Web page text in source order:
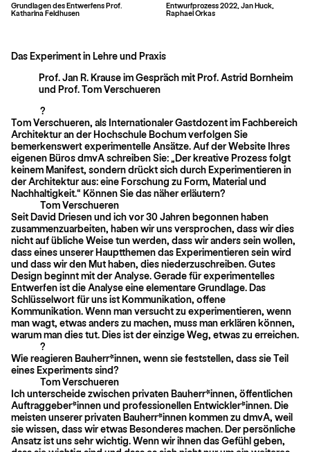
Grundlagen des Entwerfens Prof.
Katharina Feldhusen
Entwurfprozess 2022, Jan Huck,
Raphael Orkas
Das Experiment in Lehre und Praxis
Prof. Jan R. Krause im Gespräch mit Prof. Astrid Bornheim
und Prof. Tom Verschueren
?
Tom Verschueren, als Internationaler Gastdozent im Fachbereich
Architektur an der Hochschule Bochum verfolgen Sie
bemerkenswert experimentelle Ansätze. Auf der Website Ihres
eigenen Büros dmvA schreiben Sie: „Der kreative Prozess folgt
keinem Manifest, sondern drückt sich durch Experimentieren in
der Architektur aus: eine Forschung zu Form, Material und
Nachhaltigkeit.“ Können Sie das näher erläutern?
Tom Verschueren
Seit David Driesen und ich vor 30 Jahren begonnen haben
zusammenzuarbeiten, haben wir uns versprochen, dass wir dies
nicht auf übliche Weise tun werden, dass wir anders sein wollen,
dass eines unserer Hauptthemen das Experimentieren sein wird
und dass wir den Mut haben, dies niederzuschreiben. Gutes
Design beginnt mit der Analyse. Gerade für experimentelles
Entwerfen ist die Analyse eine elementare Grundlage. Das
Schlüsselwort für uns ist Kommunikation, offene
Kommunikation. Wenn man versucht zu experimentieren, wenn
man wagt, etwas anders zu machen, muss man erklären können,
warum man dies tut. Dies ist der einzige Weg, etwas zu erreichen.
?
Wie reagieren Bauherr*innen, wenn sie feststellen, dass sie Teil
eines Experiments sind?
Tom Verschueren
Ich unterscheide zwischen privaten Bauherr*innen, öffentlichen
Auftraggeber*innen und professionellen Entwickler*innen. Die
meisten unserer privaten Bauherr*innen kommen zu dmvA, weil
sie wissen, dass wir etwas Besonderes machen. Der persönliche
Ansatz ist uns sehr wichtig. Wenn wir ihnen das Gefühl geben,